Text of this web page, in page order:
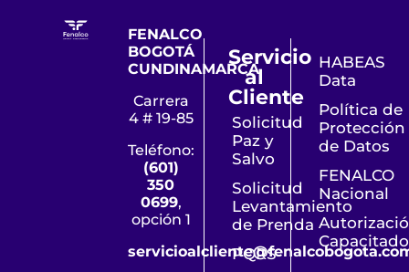
FENALCO
BOGOTÁ
CUNDINAMARCA
Carrera
4 # 19-85
Teléfono:
(601)
350
0699,
opción 1
Servicio
al
Cliente
Solicitud
Paz y
Salvo
Solicitud
Levantamiento
de Prenda
PQRS
HABEAS
Data
Política de
Protección
de Datos
FENALCO
Nacional